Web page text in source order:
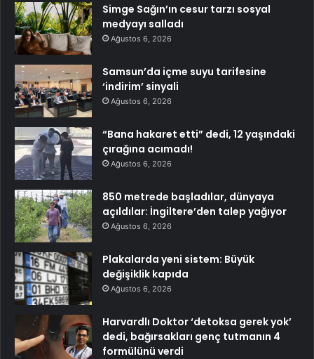
Simge Sağın’ın cesur tarzı sosyal
medyayı salladı
Ağustos 6, 2026
Samsun’da içme suyu tarifesine
‘indirim’ sinyali
Ağustos 6, 2026
“Bana hakaret etti” dedi, 12 yaşındaki
çırağına acımadı!
Ağustos 6, 2026
850 metrede başladılar, dünyaya
açıldılar: İngiltere’den talep yağıyor
Ağustos 6, 2026
Plakalarda yeni sistem: Büyük
değişiklik kapıda
Ağustos 6, 2026
Harvardlı Doktor ‘detoksa gerek yok’
dedi, bağırsakları genç tutmanın 4
formülünü verdi